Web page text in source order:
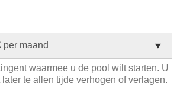
waarmee u de pool wilt starten. U
te allen tijde verhogen of verlagen.